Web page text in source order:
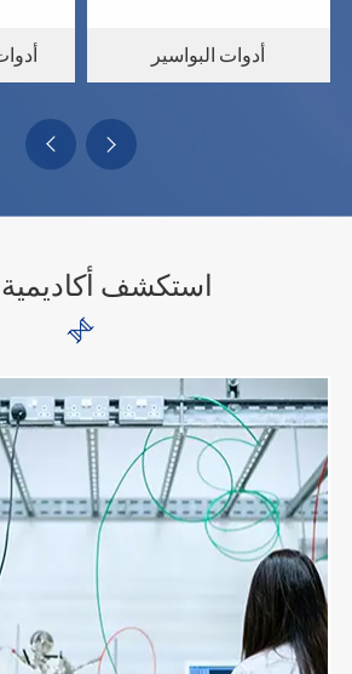
أدوات أدوات الختان
 
استكشف
